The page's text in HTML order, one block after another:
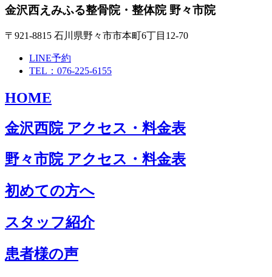
金沢西えみふる整骨院・整体院 野々市院
〒921-8815 石川県野々市市本町6丁目12-70
LINE予約
TEL：076-225-6155
HOME
金沢西院 アクセス・料金表
野々市院 アクセス・料金表
初めての方へ
スタッフ紹介
患者様の声